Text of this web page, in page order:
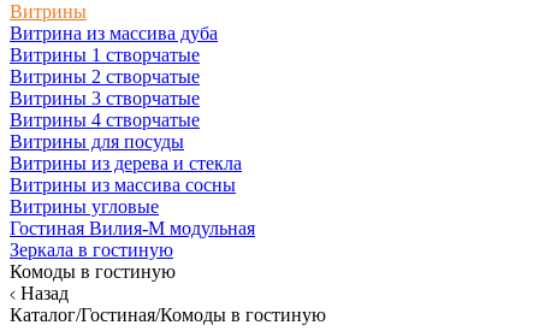
Витрины
Витрина из массива дуба
Витрины 1 створчатые
Витрины 2 створчатые
Витрины 3 створчатые
Витрины 4 створчатые
Витрины для посуды
Витрины из дерева и стекла
Витрины из массива сосны
Витрины угловые
Гостиная Вилия-М модульная
Зеркала в гостиную
Комоды в гостиную
Назад
Каталог/Гостиная/Комоды в гостиную